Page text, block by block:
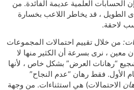
الحسابات العلمية عديمة الفائدة. من
الطويل ، قد يخاطر اللاعب بخسارة
لاحقة.
من خلال تقييم احتمالات المجموعات
معين ، نرى بسرعة أن الكثير منها لا
“رهانات العرض” بشكل خاص ، لأنها
الأول. فقط رهان “عدم النجاح”
الاحتمالات) هي استثناءات. من وجهة